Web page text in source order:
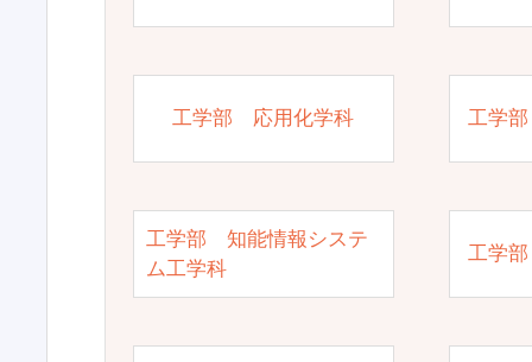
工学部 応用化学科 工学
工学部 知能情報システ
ム工学科
工学